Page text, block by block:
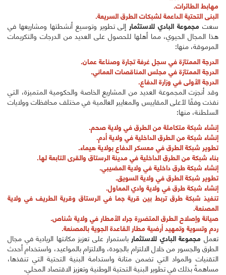
مهابط الطائرات.
البنى التحتية الداعمة لشبكات الطرق السريعة.
سعت مجموعة البادي للاستثمار إلى تطوير وتوسيع أنشطتها ومشاريعها في
هذا المجال الحيوي، مما أهلها للحصول على العديد من الدرجات والتكريمات
المرموقة، منها:
الدرجة الممتازة في سجل غرفة تجارة وصناعة عمان.
الدرجة الممتازة في مجلس المناقصات العماني.
الدرجة الأولى في وزارة الدفاع.
وقد أنجزت المجموعة العديد من المشاريع الخاصة والحكومية المتميزة، التي
نفذت وفقًا لأعلى المقاييس والمعايير العالمية في مختلف محافظات وولايات
السلطنة، منها:
إنشاء شبكة متكاملة من الطرق في ولاية صحم.
إنشاء شبكة من الطرق الداخلية في ولاية أدم.
تطوير شبكة الطرق في معسكر الدفاع بولاية هيماء.
بناء شبكة من الطرق الداخلية في مدينة الرستاق والقرى التابعة لها.
إنشاء شبكة طرق داخلية في ولاية المضيبي.
تطوير شبكة الطرق في ولاية السويق.
إنشاء شبكة طرق في ولاية وادي المعاول.
تنفيذ شبكة طرق تربط بين قرية جما في الرستاق وقرية الطريف في ولاية
المصنعة.
صيانة وإصلاح الطرق المتضررة جراء الأمطار في ولاية شناص.
ردم وتسوية وتمهيد أرضية مطار القاعدة الجوية بالمصنعة.
تعمل مجموعة البادي للاستثمار باستمرار على تعزيز مكانتها الريادية في مجال
الطرق والجسور من خلال الالتزام بالجودة، والالتزام بالمواعيد، واستخدام أحدث
التقنيات والمواد التي تضمن متانة واستدامة البنية التحتية التي تنفذها،
مساهمةً بذلك في تطوير البنية التحتية الوطنية وتعزيز الاقتصاد المحلي.